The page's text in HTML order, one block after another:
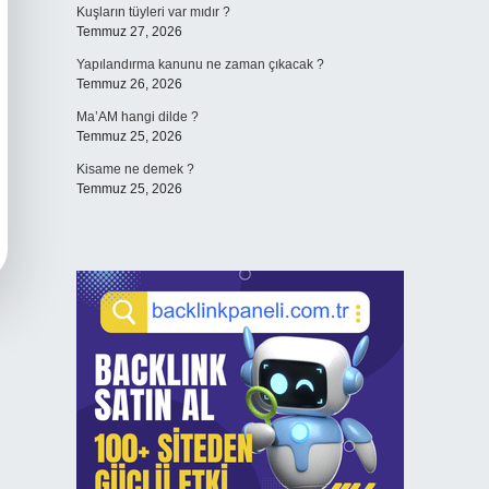
Kuşların tüyleri var mıdır ?
Temmuz 27, 2026
Yapılandırma kanunu ne zaman çıkacak ?
Temmuz 26, 2026
Ma’AM hangi dilde ?
Temmuz 25, 2026
Kisame ne demek ?
Temmuz 25, 2026